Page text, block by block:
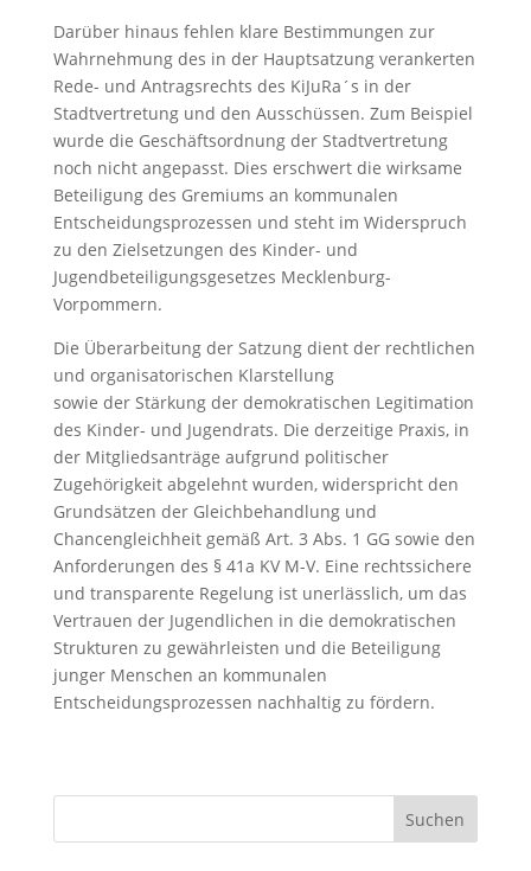
Darüber hinaus fehlen klare Bestimmungen zur
Wahrnehmung des in der Hauptsatzung verankerten
Rede- und Antragsrechts des KiJuRa´s in der
Stadtvertretung und den Ausschüssen. Zum Beispiel
wurde die Geschäftsordnung der Stadtvertretung
noch nicht angepasst. Dies erschwert die wirksame
Beteiligung des Gremiums an kommunalen
Entscheidungsprozessen und steht im Widerspruch
zu den Zielsetzungen des Kinder- und
Jugendbeteiligungsgesetzes Mecklenburg-
Vorpommern.
Die Überarbeitung der Satzung dient der rechtlichen
und organisatorischen Klarstellung
sowie der Stärkung der demokratischen Legitimation
des Kinder- und Jugendrats. Die derzeitige Praxis, in
der Mitgliedsanträge aufgrund politischer
Zugehörigkeit abgelehnt wurden, widerspricht den
Grundsätzen der Gleichbehandlung und
Chancengleichheit gemäß Art. 3 Abs. 1 GG sowie den
Anforderungen des § 41a KV M-V. Eine rechtssichere
und transparente Regelung ist unerlässlich, um das
Vertrauen der Jugendlichen in die demokratischen
Strukturen zu gewährleisten und die Beteiligung
junger Menschen an kommunalen
Entscheidungsprozessen nachhaltig zu fördern.
Suchen